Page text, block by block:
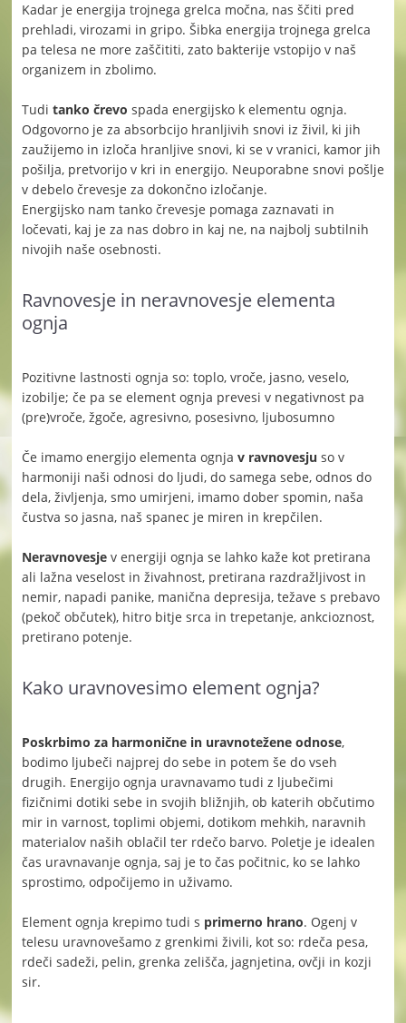
Kadar je energija trojnega grelca močna, nas ščiti pred
prehladi, virozami in gripo. Šibka energija trojnega grelca
pa telesa ne more zaščititi, zato bakterije vstopijo v naš
organizem in zbolimo.
Tudi tanko črevo spada energijsko k elementu ognja.
Odgovorno je za absorbcijo hranljivih snovi iz živil, ki jih
zaužijemo in izloča hranljive snovi, ki se v vranici, kamor jih
pošilja, pretvorijo v kri in energijo. Neuporabne snovi pošlje
v debelo črevesje za dokončno izločanje.
Energijsko nam tanko črevesje pomaga zaznavati in
ločevati, kaj je za nas dobro in kaj ne, na najbolj subtilnih
nivojih naše osebnosti.
Ravnovesje in neravnovesje elementa
ognja
Pozitivne lastnosti ognja so: toplo, vroče, jasno, veselo,
izobilje; če pa se element ognja prevesi v negativnost pa
(pre)vroče, žgoče, agresivno, posesivno, ljubosumno
Če imamo energijo elementa ognja v ravnovesju so v
harmoniji naši odnosi do ljudi, do samega sebe, odnos do
dela, življenja, smo umirjeni, imamo dober spomin, naša
čustva so jasna, naš spanec je miren in krepčilen.
Neravnovesjev energiji ognja se lahko kaže kot pretirana
ali lažna veselost in živahnost, pretirana razdražljivost in
nemir, napadi panike, manična depresija, težave s prebavo
(pekoč občutek), hitro bitje srca in trepetanje, ankcioznost,
pretirano potenje.
Kako uravnovesimo element ognja?
Poskrbimo za harmonične in uravnotežene odnose,
bodimo ljubeči najprej do sebe in potem še do vseh
drugih. Energijo ognja uravnavamo tudi z ljubečimi
fizičnimi dotiki sebe in svojih bližnjih, ob katerih občutimo
mir in varnost, toplimi objemi, dotikom mehkih, naravnih
materialov naših oblačil ter rdečo barvo. Poletje je idealen
čas uravnavanje ognja, saj je to čas počitnic, ko se lahko
sprostimo, odpočijemo in uživamo.
Element ognja krepimo tudi s primerno hrano. Ogenj v
telesu uravnovešamo z grenkimi živili, kot so: rdeča pesa,
rdeči sadeži, pelin, grenka zelišča, jagnjetina, ovčji in kozji
sir.